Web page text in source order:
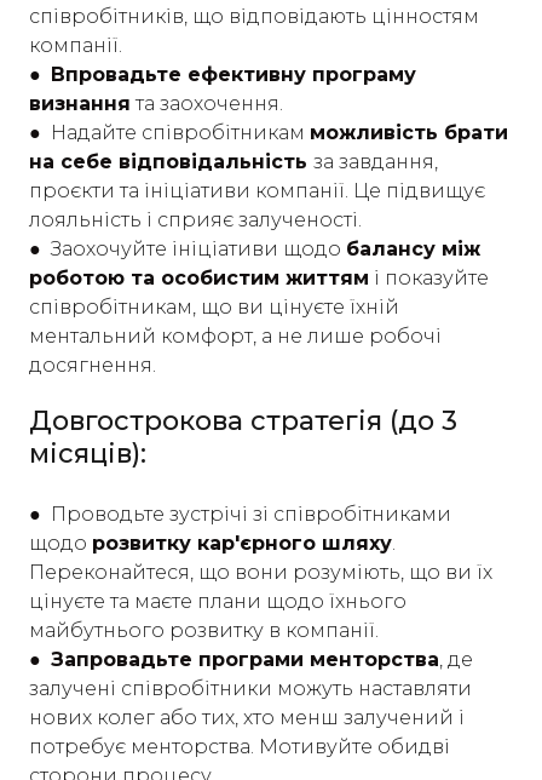
співробітників, що відповідають цінностям
компанії.
● Впровадьте ефективну програму
визнання та заохочення.
● Надайте співробітникам можливість брати
на себе відповідальність за завдання,
проєкти та ініціативи компанії. Це підвищує
лояльність і сприяє залученості.
● Заохочуйте ініціативи щодо балансу між
роботою та особистим життям і показуйте
співробітникам, що ви цінуєте їхній
ментальний комфорт, а не лише робочі
досягнення.
Довгострокова стратегія (до 3
місяців):
● Проводьте зустрічі зі співробітниками
щодо розвитку кар'єрного шляху.
Переконайтеся, що вони розуміють, що ви їх
цінуєте та маєте плани щодо їхнього
майбутнього розвитку в компанії.
● Запровадьте програми менторства, де
залучені співробітники можуть наставляти
нових колег або тих, хто менш залучений і
потребує менторства. Мотивуйте обидві